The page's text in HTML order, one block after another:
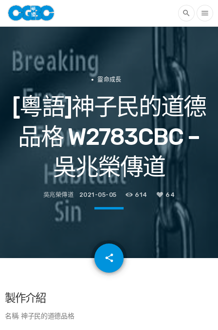
search menu
靈命成長
[粵語]神子民的道德
品格 W2783CBC –
吳兆榮傳道
吳兆榮傳道 2021-05-05 614 64
share
email
製作介紹
名稱: 神子民的道德品格